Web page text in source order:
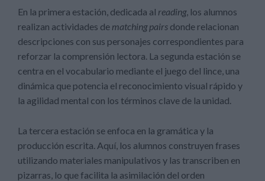
En la primera estación, dedicada al reading, los alumnos
realizan actividades de matching pairs donde relacionan
descripciones con sus personajes correspondientes para
reforzar la comprensión lectora. La segunda estación se
centra en el vocabulario mediante el juego del lince, una
dinámica que potencia el reconocimiento visual rápido y
la agilidad mental con los términos clave de la unidad.
La tercera estación se enfoca en la gramática y la
producción escrita. Aquí, los alumnos construyen frases
utilizando materiales manipulativos y las transcriben en
pizarras, lo que facilita la asimilación del orden